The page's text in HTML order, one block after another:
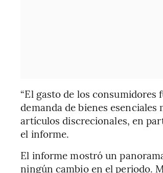
“El gasto de los
demanda de bienes
artículos discrecionales, en
el informe.
El informe mostró un
ningún cambio en el periodo.